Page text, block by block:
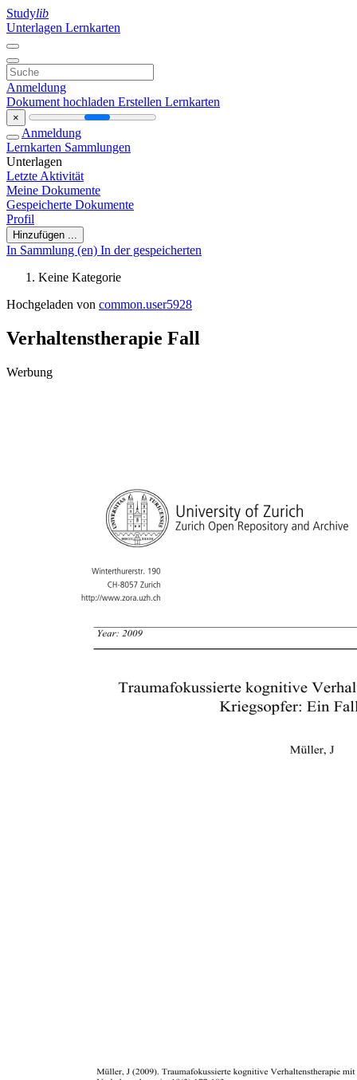
Studylib
Unterlagen Lernkarten
Anmeldung
Dokument hochladen Erstellen Lernkarten
×
Anmeldung
Lernkarten Sammlungen
Unterlagen
Letzte Aktivität
Meine Dokumente
Gespeicherte Dokumente
Profil
Hinzufügen ...
In Sammlung (en) In der gespeicherten
Keine Kategorie
Hochgeladen von common.user5928
Verhaltenstherapie Fall
Werbung